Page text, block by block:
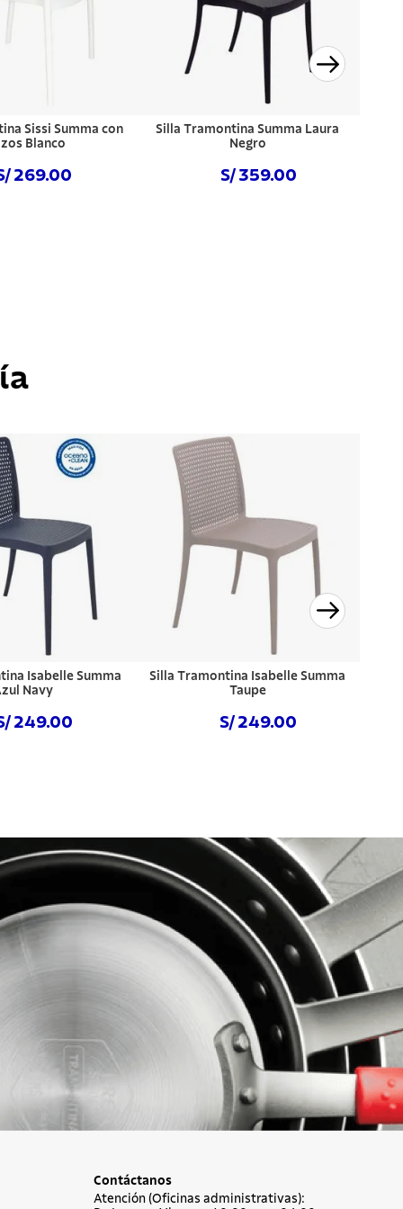
Sissi Summa con
Blanco
269.00
Silla Tramontina Summa Laura
Negro
S/ 359.00
Isabelle Summa
Navy
249.00
Silla Tramontina Isabelle Summa
Taupe
S/ 249.00
Contáctanos
Atención (Oficinas administrativas):